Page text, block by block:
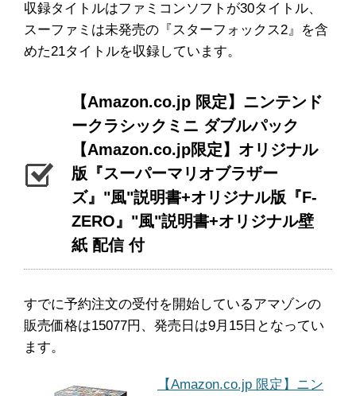
収録タイトルはファミコンソフトが30タイトル、
スーファミは未発売の『スターフォックス2』を含
めた21タイトルを収録しています。
【Amazon.co.jp 限定】ニンテンド
ークラシックミニ ダブルパック
【Amazon.co.jp限定】オリジナル
版『スーパーマリオブラザー
ズ』"風"説明書+オリジナル版『F-
ZERO』"風"説明書+オリジナル壁
紙 配信 付
すでに予約注文の受付を開始しているアマゾンの
販売価格は15077円、発売日は9月15日となってい
ます。
【Amazon.co.jp 限定】ニン